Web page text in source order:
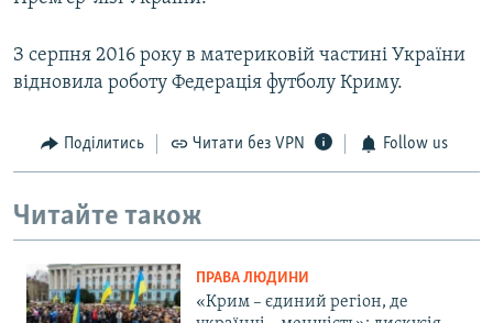
З серпня 2016 року в материковій частині України
відновила роботу Федерація футболу Криму.
Поділитись Читати без VPN Follow us
Читайте також
ПРАВА ЛЮДИНИ
«Крим – єдиний регіон, де